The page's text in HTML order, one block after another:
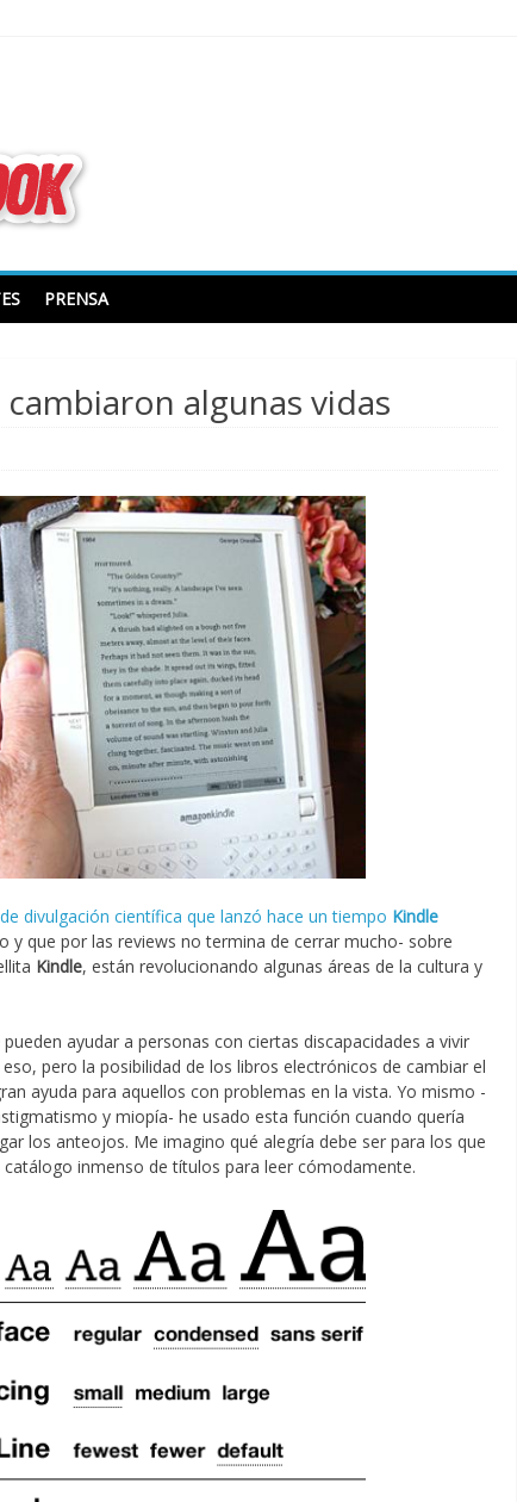
PRENSA
algunas vidas
divulgación científica que lanzó hace un tiempo Kindle
y que por las reviews no termina de cerrar mucho- sobre
Kindle, están revolucionando algunas áreas de la cultura y
pueden ayudar a personas con ciertas discapacidades a vivir
pero la posibilidad de los libros electrónicos de cambiar el
ayuda para aquellos con problemas en la vista. Yo mismo -
y miopía- he usado esta función cuando quería
los anteojos. Me imagino qué alegría debe ser para los que
inmenso de títulos para leer cómodamente.